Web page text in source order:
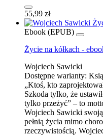
55,99 zł
Ebook (EPUB)
Życie na kółkach -
Wojciech Sawicki
Dostępne warianty:
„Ktoś, kto
Szkoda tylko, że
tylko przeżyć” – to
Wojciech Sawicki
pełnią życia mimo
rzeczywistością.